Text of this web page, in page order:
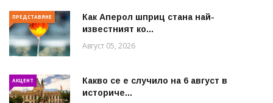
ПРЕДСТАВЯНЕ
Как Аперол шприц стана най-
известният ко...
Август 05, 2026
АКЦЕНТ
Какво се е случило на 6 август в
историче...